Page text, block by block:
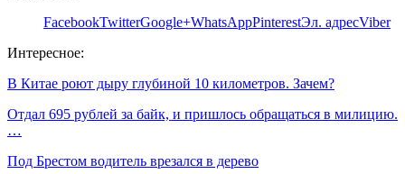
FacebookTwitterGoogle+WhatsAppPinterestЭл. адресViber
Интересное:
В Китае роют дыру глубиной 10 километров. Зачем?
Отдал 695 рублей за байк, и пришлось обращаться в милицию.
…
Под Брестом водитель врезался в дерево